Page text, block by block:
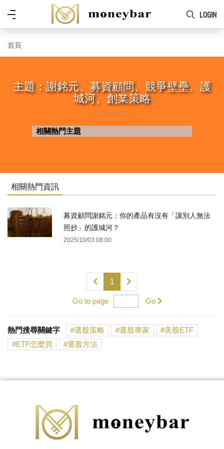
Skip to main content
LOGIN
功
首頁
主題：謝銘元、募資顧問、競爭壁壘、護
城河、創業策略
相關熱門主題
相關熱門資訊
募資顧問謝銘元：你的產品有沒有「讓別人無法
照抄」的護城河？
2025/10/03 08:00
1
Go to page Go
熱門搜尋關鍵字 選股策略 選股專家
美股ETF
ETF怎麼買
選股方法